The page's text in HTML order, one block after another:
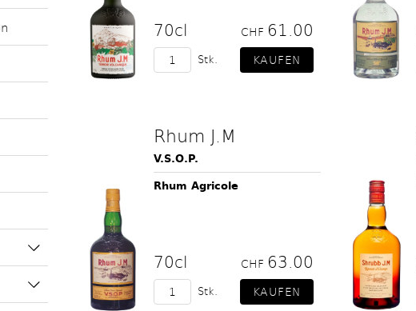
70cl CHF 61.00
Stk.
Rhum J.M
V.S.O.P.
Rhum Agricole
70cl CHF 63.00
Stk.